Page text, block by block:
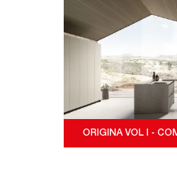
ORIGINA VOL I -